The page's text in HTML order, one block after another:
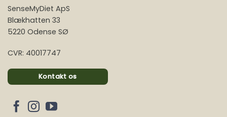
SenseMyDiet ApS
Blækhatten 33
5220 Odense SØ
CVR: 40017747
Kontakt os